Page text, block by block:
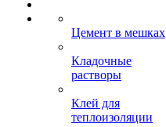
Цемент в мешках
Кладочные
растворы
Клей для
теплоизоляции